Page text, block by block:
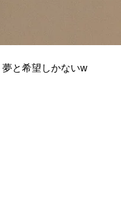
と希望しかないw